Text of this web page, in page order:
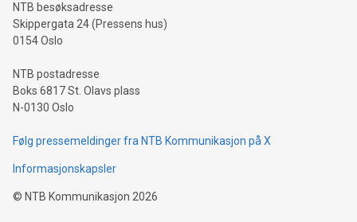
NTB besøksadresse
Skippergata 24 (Pressens hus)
0154 Oslo
NTB postadresse
Boks 6817 St. Olavs plass
N-0130 Oslo
Følg pressemeldinger fra NTB Kommunikasjon på X
Informasjonskapsler
© NTB Kommunikasjon 2026